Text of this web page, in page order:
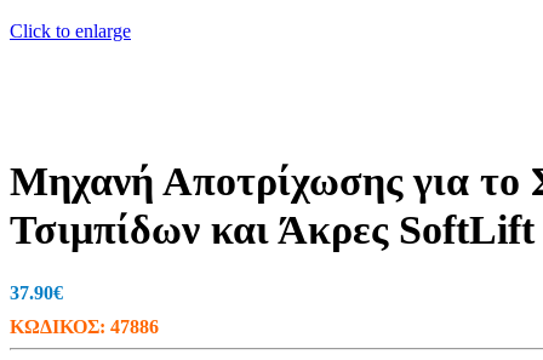
Πολύπριζα-Μπαλαντέζες
Πολύπριζα Με Καλώδιο
Πολύπριζα & Ασφαλείας
Πρίζες Τηλεχειριζόμενες
Μετρητές
Click to enlarge
Μηχανή Αποτρίχωσης για
Τσιμπίδων και Άκρες
37.90€
ΚΩΔΙΚΟΣ: 47886